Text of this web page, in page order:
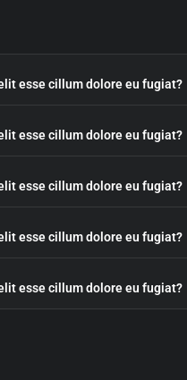
esse cillum dolore eu fugiat?
esse cillum dolore eu fugiat?
esse cillum dolore eu fugiat?
esse cillum dolore eu fugiat?
esse cillum dolore eu fugiat?